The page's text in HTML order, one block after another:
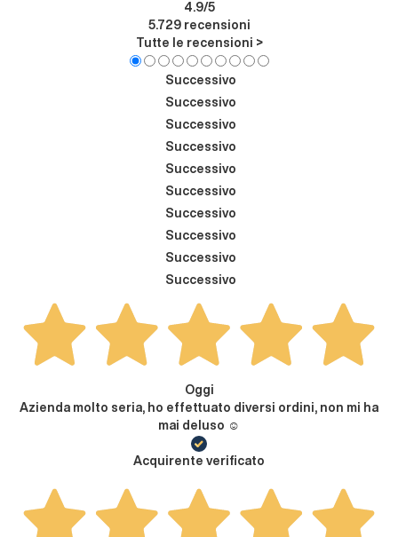
4.9/5
5.729recensioni
Tutte le recensioni >
Successivo
Successivo
Successivo
Successivo
Successivo
Successivo
Successivo
Successivo
Successivo
Successivo
Oggi
Azienda molto seria, ho effettuato diversi ordini, non mi ha
mai deluso ☺️
Acquirente verificato